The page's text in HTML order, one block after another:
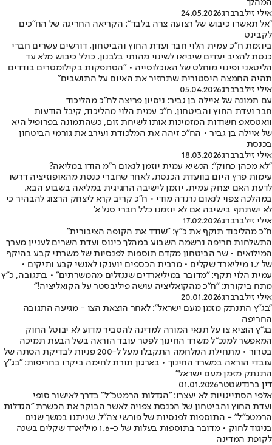
המהלך
אילי זילברברג24.05.2026
"אל תאשרו כיבוש של רצועה צרה בלבד": הקריאה החריגה של הח"כים
לקבינט
ביוזמת ח"כ עמית הלוי חבר ועדת החוץ והביטחון, דורשים עשרים חברי
כנסת להציב יעדים שיביאו לשינוי מהותי בלבנון, כולל כיבוש מלא עד
הליטאני ופינוי מוחלט של האוכלוסייה • "הסתפקות בקילומטרים בודדים
תהיה החמצה היסטורית שתחזיר את האיום על התושבים"
אילי זילברברג05.04.2026
עם תמונה של איילה בן גביר: ניסיון פריצה לח״כ מהליכוד
חבר ועדת החוץ והביטחון, ח"כ עמית הלוי מהליכוד, קיבל הודעות
וואטסאפ חשודות המזמינות אותו לשיחת זום, כשהתמונה בפרופיל היא
של איילה בן גביר • הח"כ זיהה את המלכודת ועירב את גורמי הביטחון
בכנסת
אילי זילברברג18.03.2026
"לא מכהן כחוק": הנשיא עמית יוזמן לנאום ר"מ הודו במליאה?
עימות פרץ היום בוועדת הכנסת, לאחר שחברי כנסת מהאופוזיציה דרשו
לדעת האם יצחק עמית, יוזמן לישיבה החגיגית במליאה בשבוע הבא,
במהלכה צפוי לנאום נרנדה מודי • ח"כ קריב קרא ליצחק הרצוג להבהיר כי
לא ישתתף בישיבה אם לא יוזמנו כלל חברי סגל א'
אילי זילברברג17.02.2026
ח"כ מהליכוד תוקף את כ"ץ: "שודד את הקופה הציבורית"
התשלחות חריפה נרשמה השבוע במהלך כינוס ועדת השרים לעניין מערך
המילואים • שר הביטחון מקדם תוספות לפנסיות של משרתי קבע בהיקף
של 1.7 מיליארד שקלים • מרבית הכספים יוענקו לאנשי קבע ותיקים •
עמית הלוי תקף: "מדובר במיליארדים שנגזלים מהמשרתים" • בתגובה, כ"ץ
מתח ביקורת: "ח"כ מהקואליציה עושה פיליבסטר על הקואליציה!"
אילי זילברברג20.01.2026
"בג"ץ התנתק מזמן מעם ישראל": לאחר הוצאת הצו - מגיעה התגובה
החריפה
בג"ץ הוציא צו על תנאי המורה למדינה להסביר מדוע לא יבוטל החוק
המאפשר למנכ"ל משרד החינוך לפטר עובד הוראה בשל הבעת תמיכה
בטרור • מתחילת המלחמה התקבלו מעל ל-200 פניות לבדיקת הסתה של
עובדי הוראה במשרד החינוך • בארגון תורת לחימה ביקרו בחריפות: "בג"ץ
התנתק מזמן מעם ישראל"
דין ברנדשטטר01.01.2026
אלפי הסתייגויות לא יעצרו: "הגדלות הרמטכ"ל" בדרך לאישור סופי
ועדת החוץ והביטחון של הכנסת צפויה לאשר הבוקר את הכשרת "הגדלות
הרמטכ"ל" - התוספות לפנסיות של פורשי צה"ל, שניתנו במשך שנים
בניגוד לחוק • מדובר בתוספות בעלות של כ-1.6 מיליארד שקלים בשנה
לקופת המדינה